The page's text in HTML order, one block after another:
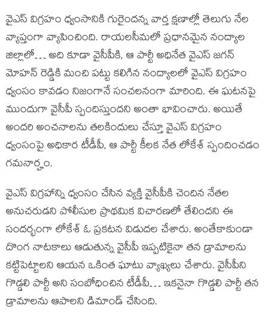
వైఎస్ విగ్రహం ధ్వంసానికి గురైందన్న వార్త క్షణాల్లో తెలుగు నేల
వ్యాప్తంగా వ్యాపించింది. రాయలసీమలో ప్రధానమైన నంద్యాల
జిల్లాలో… అది కూడా వైసీపీకి, ఆ పార్టీ అధినేత వైఎస్ జగన్
మోహన్ రెడ్డికి మంచి పట్టు కలిగిన నంద్యాలలో వైఎస్ విగ్రహం
ధ్వంసం కావడం నిజంగానే సంచలనంగా మారింది. ఈ ఘటనపై
ముందుగా వైసీపీ స్పందిస్తుందని అంతా భావించారు. అయితే
అందరి అంచనాలను తలకిందులు చేస్తూ వైఎస్ విగ్రహం
ధ్వంసంపై అధికార టీడీపీ, ఆ పార్టీ కీలక నేత లోకేశ్ స్పందించడం
గమనార్హం.
వైఎస్ విగ్రహాన్ని ధ్వంసం చేసిన వ్యక్తి వైసీపీకి చెందిన నేతల
అనుచరుడని పోలీసుల ప్రాథమిక విచారణలో తేలిందని ఈ
సందర్భంగా లోకేశ్ ఓ ప్రకటన విడుదల చేశారు. అంతేకాకుండా
దొంగ నాటకాలు ఆడుతున్న వైసీపీ ఇప్పటికైనా తన డ్రామాలను
కట్టిపెట్టాలని ఆయన ఒకింత ఘాటు వ్యాఖ్యలు చేశారు. వైసీపీని
గొడ్డలి పార్టీ అని సంబోధించిన టీడీపీ… ఇకనైనా గొడ్డలి పార్టీ తన
డ్రామాలను ఆపాలని డిమాండ్ చేసింది.